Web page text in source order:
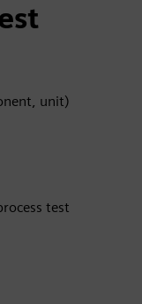
unit)
test